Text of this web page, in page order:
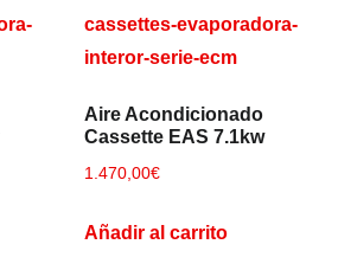
Aire Acondicionado
Cassette EAS 7.1kw
1.470,00€
Añadir al carrito